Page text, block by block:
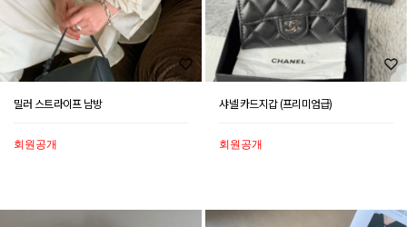
밀러 스트라이프 남방
회원공개
샤넬 카드지갑 (프리미엄급)
회원공개